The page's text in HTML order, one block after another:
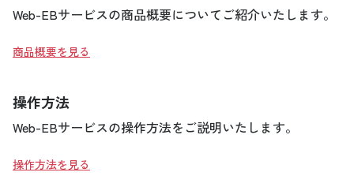
Web-EBサービスの商品概要についてご紹介いたします。
商品概要を見る
操作方法
Web-EBサービスの操作方法をご説明いたします。
操作方法を見る